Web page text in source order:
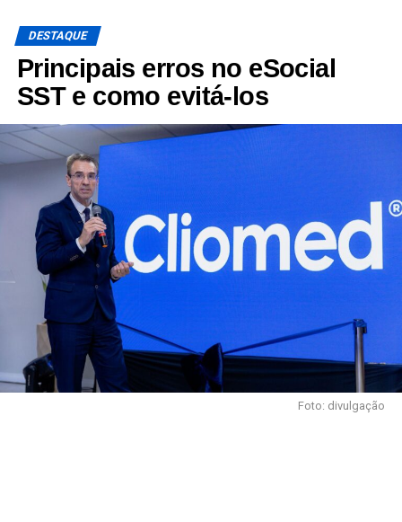
DESTAQUE
Principais erros no eSocial
SST e como evitá-los
Foto: divulgação